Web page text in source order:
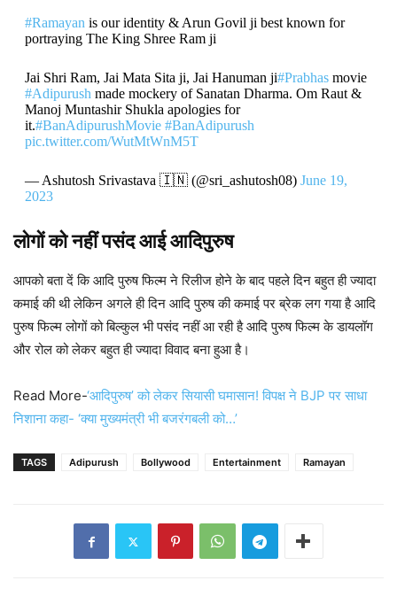
#Ramayan is our identity & Arun Govil ji best known for
portraying The King Shree Ram ji
Jai Shri Ram, Jai Mata Sita ji, Jai Hanuman ji#Prabhasmovie
#Adipurush made mockery of Sanatan Dharma. Om Raut &
Manoj Muntashir Shukla apologies for
it.#BanAdipurushMovie #BanAdipurush
pic.twitter.com/WutMtWnM5T
— Ashutosh Srivastava 🇮🇳 (@sri_ashutosh08) June 19,
2023
लोगों को नहीं पसंद आई आदिपुरुष
आपको बता दें कि आदि पुरुष फिल्म ने रिलीज होने के बाद पहले दिन बहुत ही ज्यादा
कमाई की थी लेकिन अगले ही दिन आदि पुरुष की कमाई पर ब्रेक लग गया है आदि
पुरुष फिल्म लोगों को बिल्कुल भी पसंद नहीं आ रही है आदि पुरुष फिल्म के डायलॉग
और रोल को लेकर बहुत ही ज्यादा विवाद बना हुआ है।
Read More-‘आदिपुरुष’ को लेकर सियासी घमासान!‌ विपक्ष ने BJP पर साधा
निशाना कहा- ‘क्या मुख्यमंत्री भी बजरंगबली को…’
TAGS Adipurush Bollywood Entertainment Ramayan